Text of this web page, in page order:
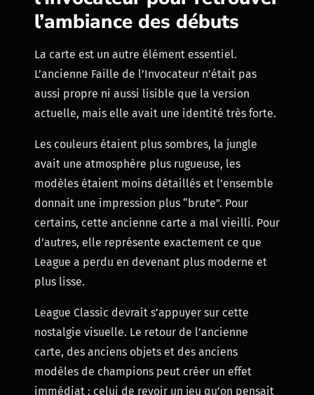
l’ambiance des débuts
La carte est un autre élément essentiel.
L’ancienne Faille de l’Invocateur n’était pas
aussi propre ni aussi lisible que la version
actuelle, mais elle avait une identité très forte.
Les couleurs étaient plus sombres, la jungle
avait une atmosphère plus rugueuse, les
modèles étaient moins détaillés et l’ensemble
donnait une impression plus “brute”. Pour
certains, cette ancienne carte a mal vieilli. Pour
d’autres, elle représente exactement ce que
League a perdu en devenant plus moderne et
plus lisse.
League Classic devrait s’appuyer sur cette
nostalgie visuelle. Le retour de l’ancienne
carte, des anciens objets et des anciens
modèles de champions peut créer un effet
immédiat : celui de revoir un jeu qu’on pensait